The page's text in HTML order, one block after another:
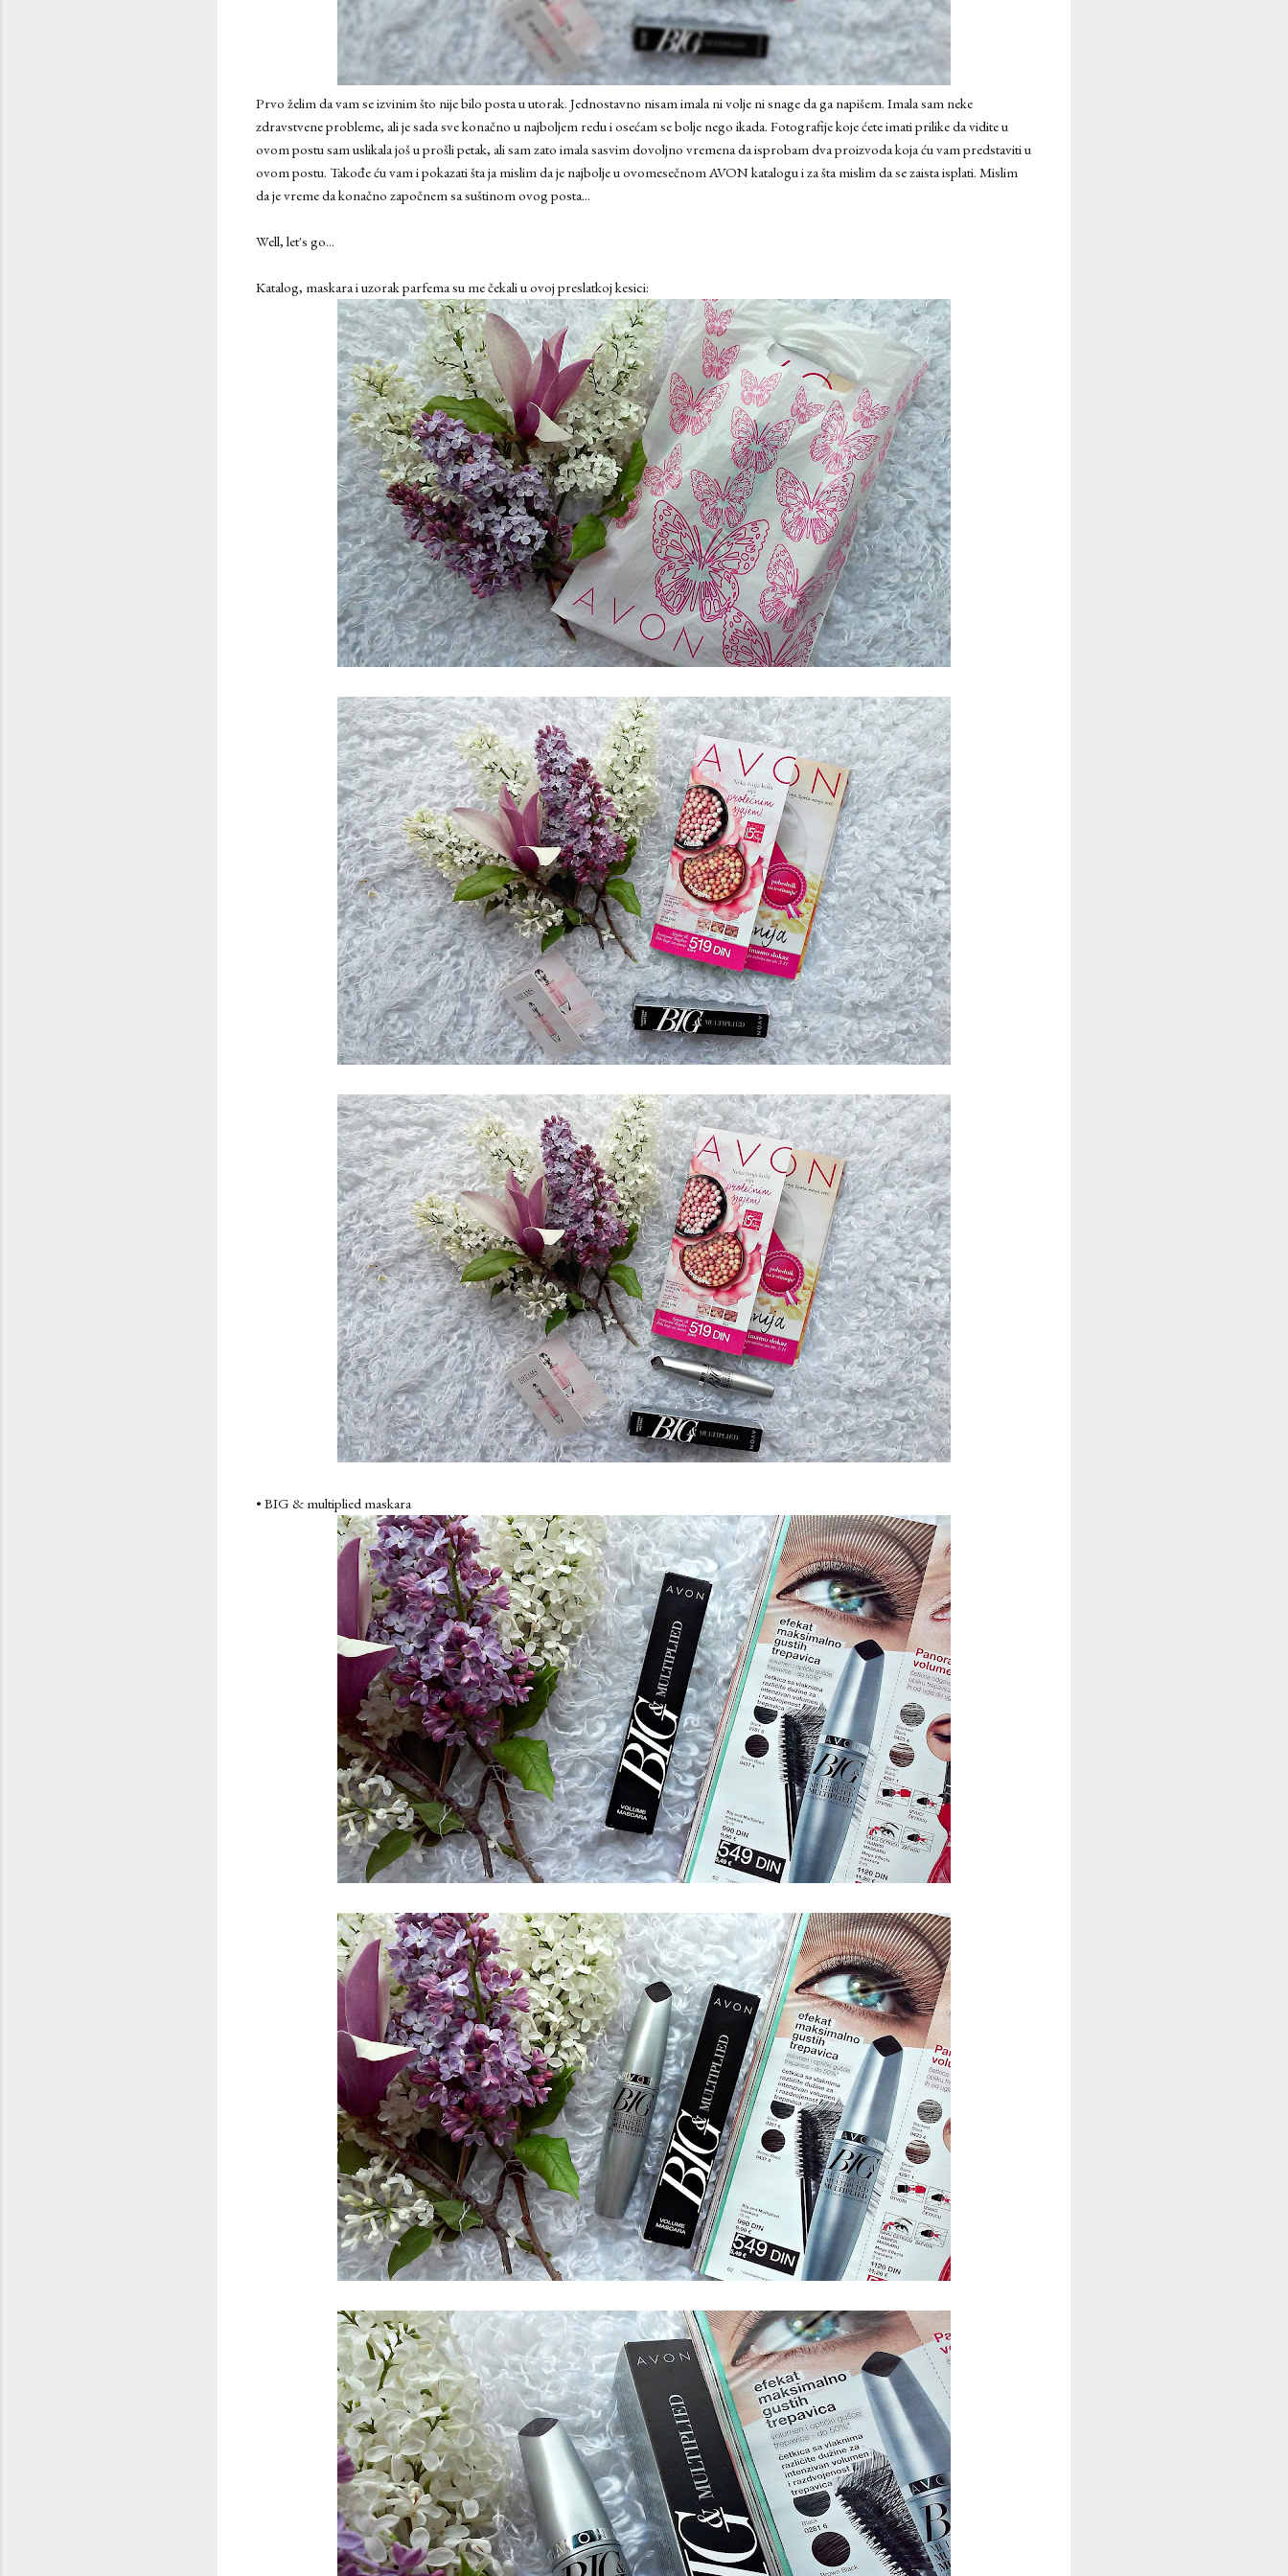
Prvo želim da vam se izvinim što nije bilo posta u utorak. Jednostavno nisam imala ni volje ni snage da ga napišem. Imala sam neke
zdravstvene probleme, ali je sada sve konačno u najboljem redu i osećam se bolje nego ikada. Fotografije koje ćete imati prilike da vidite u
ovom postu sam uslikala još u prošli petak, ali sam zato imala sasvim dovoljno vremena da isprobam dva proizvoda koja ću vam predstaviti u
ovom postu. Takođe ću vam i pokazati šta ja mislim da je najbolje u ovomesečnom AVON katalogu i za šta mislim da se zaista isplati. Mislim
da je vreme da konačno započnem sa suštinom ovog posta...
Well, let's go...
Katalog, maskara i uzorak parfema su me čekali u ovoj preslatkoj kesici:
• BIG & multiplied maskara